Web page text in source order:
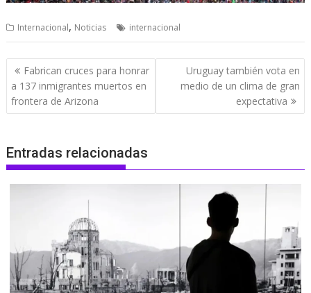
Internacional, Noticias internacional
Navegación
de
entradas
Fabrican cruces para honrar
a 137 inmigrantes muertos en
frontera de Arizona
Uruguay también vota en
medio de un clima de gran
expectativa
Entradas relacionadas